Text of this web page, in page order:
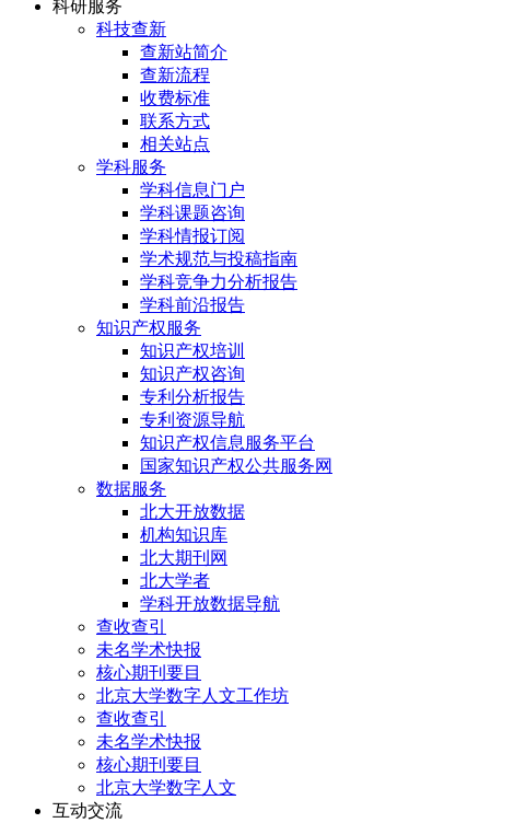
科研服务
科技查新
查新站简介
查新流程
收费标准
联系方式
相关站点
学科服务
学科信息门户
学科课题咨询
学科情报订阅
学术规范与投稿指南
学科竞争力分析报告
学科前沿报告
知识产权服务
知识产权培训
知识产权咨询
专利分析报告
专利资源导航
知识产权信息服务平台
国家知识产权公共服务网
数据服务
北大开放数据
机构知识库
北大期刊网
北大学者
学科开放数据导航
查收查引
未名学术快报
核心期刊要目
北京大学数字人文工作坊
查收查引
未名学术快报
核心期刊要目
北京大学数字人文
互动交流